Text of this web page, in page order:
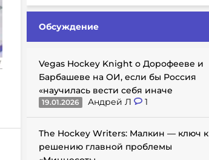
Обсуждение
Vegas Hockey Knight о Дорофееве и
Барбашеве на ОИ, если бы Россия
«научилась вести себя иначе
19.01.2026 Андрей Л 1
The Hockey Writers: Малкин — ключ к
решению главной проблемы